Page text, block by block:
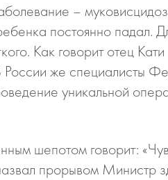
–
постоянно падал.
Как говорит отец
России же специалисты
уникальной
шепотом говорит:
прорывом Министр